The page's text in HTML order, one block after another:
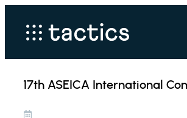
17th ASEICA International